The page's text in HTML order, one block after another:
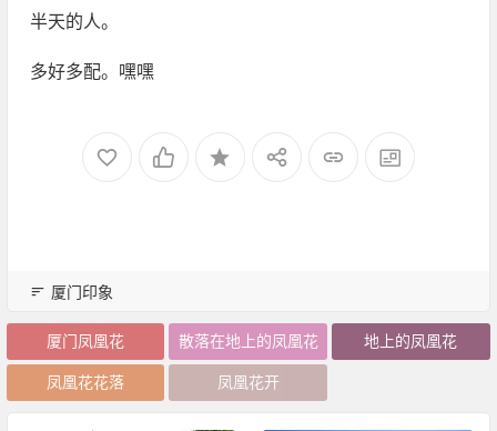
半天的人。
多好多配。嘿嘿
厦门印象
厦门凤凰花 散落在地上的凤凰花 地上的凤凰花
凤凰花花落 凤凰花开